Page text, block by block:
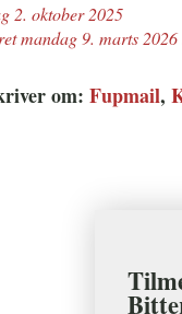
2. oktober 2025
mandag 9. marts
om: Fupmail,